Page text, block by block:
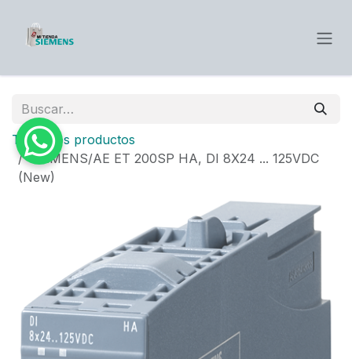
Todos los productos
SIEMENS/AE ET 200SP HA, DI 8X24 ... 125VDC
(New)